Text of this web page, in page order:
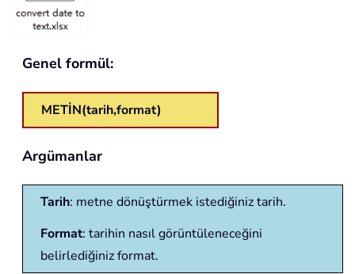
Genel formül:
METİN(tarih,format)
Argümanlar
Tarih: metne dönüştürmek istediğiniz tarih.
Format: tarihin nasıl görüntüleneceğini
belirlediğiniz format.